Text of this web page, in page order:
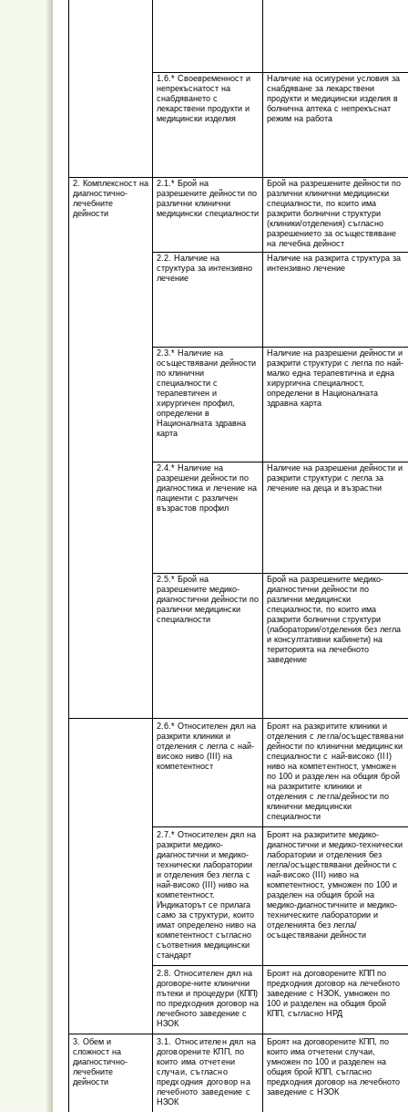
1.6.* Своевременност и
непрекъснатост на
снабдяването с
лекарствени продукти и
медицински изделия
Наличие на осигурени условия за
снабдяване за лекарствени
продукти и медицински изделия в
болнична аптека с непрекъснат
режим на работа
2. Комплексност на
диагностично-
лечебните
дейности
2.1.* Брой на
разрешените дейности по
различни клинични
медицински специалности
Брой на разрешените дейности по
различни клинични медицински
специалности, по които има
разкрити болнични структури
(клиники/отделения) съгласно
разрешението за осъществяване
на лечебна дейност
2.2. Наличие на
структура за интензивно
лечение
Наличие на разкрита структура за
интензивно лечение
2.3.* Наличие на
осъществявани дейности
по клинични
специалности с
терапевтичен и
хирургичен профил,
определени в
Националната здравна
карта
Наличие на разрешени дейности и
разкрити структури с легла по най-
малко една терапевтична и една
хирургична специалност,
определени в Националната
здравна карта
2.4.* Наличие на
разрешени дейности по
диагностика и лечение на
пациенти с различен
възрастов профил
Наличие на разрешени дейности и
разкрити структури с легла за
лечение на деца и възрастни
2.5.* Брой на
разрешените медико-
диагностични дейности по
различни медицински
специалности
Брой на разрешените медико-
диагностични дейности по
различни медицински
специалности, по които има
разкрити болнични структури
(лаборатории/отделения без легла
и консултативни кабинети) на
територията на лечебното
заведение
2.6.* Относителен дял на
разкрити клиники и
отделения с легла с най-
високо ниво (III) на
компетентност
Броят на разкритите клиники и
отделения с легла/осъществявани
дейности по клинични медицински
специалности с най-високо (III)
ниво на компетентност, умножен
по 100 и разделен на общия брой
на разкритите клиники и
отделения с легла/дейности по
клинични медицински
специалности
2.7.* Относителен дял на
разкрити медико-
диагностични и медико-
технически лаборатории
и отделения без легла с
най-високо (III) ниво на
компетентност.
Индикаторът се прилага
само за структури, които
имат определено ниво на
компетентност съгласно
съответния медицински
стандарт
Броят на разкритите медико-
диагностични и медико-технически
лаборатории и отделения без
легла/осъществявани дейности с
най-високо (III) ниво на
компетентност, умножен по 100 и
разделен на общия брой на
медико-диагностичните и медико-
техническите лаборатории и
отделенията без легла/
осъществявани дейности
2.8. Относителен дял на
договоре-ните клинични
пътеки и процедури (КПП)
по предходния договор на
лечебното заведение с
НЗОК
Броят на договорените КПП по
предходния договор на лечебното
заведение с НЗОК, умножен по
100 и разделен на общия брой
КПП, съгласно НРД
3. Обем и
сложност на
диагностично-
лечебните
дейности
3.1. Относителен дял на
договорените КПП, по
които има отчетени
случаи, съгласно
предходния договор на
лечебното заведение с
НЗОК
Броят на договорените КПП, по
които има отчетени случаи,
умножен по 100 и разделен на
общия брой КПП, съгласно
предходния договор на лечебното
заведение с НЗОК